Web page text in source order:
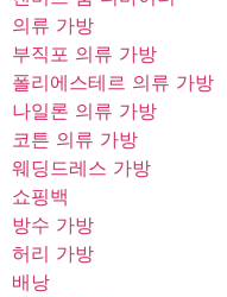
의류 가방
부직포 의류 가방
폴리에스테르 의류 가방
나일론 의류 가방
코튼 의류 가방
웨딩드레스 가방
쇼핑백
방수 가방
허리 가방
배낭